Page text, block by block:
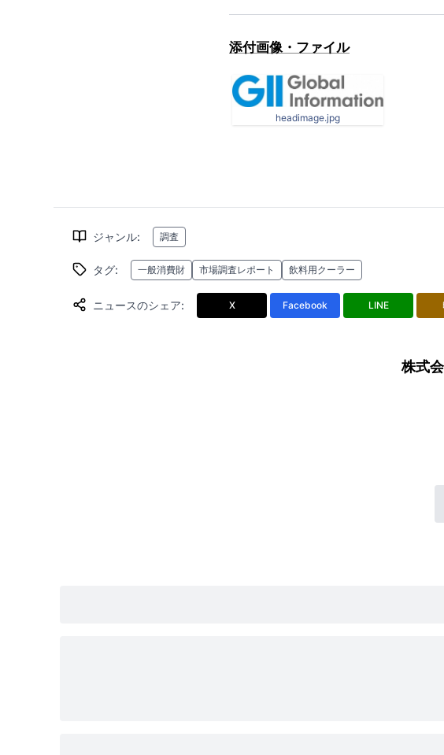
添付画像・ファイル
headimage.jpg
ジャンル: 調査
タグ: 一般消費財 市場調査レポート 飲料用クーラー
ニュースのシェア: X Facebook LINE
株式